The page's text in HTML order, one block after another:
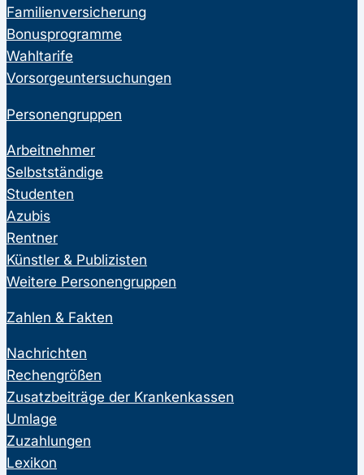
Familienversicherung
Bonusprogramme
Wahltarife
Vorsorgeuntersuchungen
Personengruppen
Arbeitnehmer
Selbstständige
Studenten
Azubis
Rentner
Künstler & Publizisten
Weitere Personengruppen
Zahlen & Fakten
Nachrichten
Rechengrößen
Zusatzbeiträge der Krankenkassen
Umlage
Zuzahlungen
Lexikon